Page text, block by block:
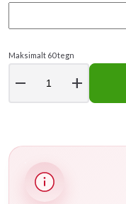
Maksimalt 60 tegn
remove add